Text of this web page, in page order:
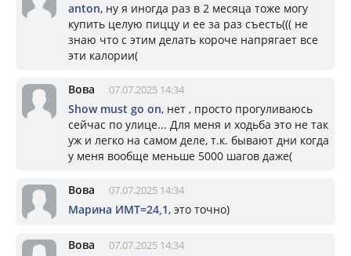
anton, ну я иногда раз в 2 месяца тоже могу
купить целую пиццу и ее за раз съесть((( не
знаю что с этим делать короче напрягает все
эти калории(
Вова 07.07.2025 14:34
Show must go on, нет , просто прогуливаюсь
сейчас по улице... Для меня и ходьба это не так
уж и легко на самом деле, т.к. бывают дни когда
у меня вообще меньше 5000 шагов даже(
Вова 07.07.2025 14:34
Марина ИМТ=24,1, это точно)
Вова 07.07.2025 14:34